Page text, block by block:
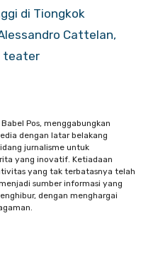
di Tiongkok
Cattelan,
teater
Pos, menggabungkan
dengan latar belakang
jurnalisme untuk
yang inovatif. Ketiadaan
yang tak terbatasnya telah
sumber informasi yang
dengan menghargai